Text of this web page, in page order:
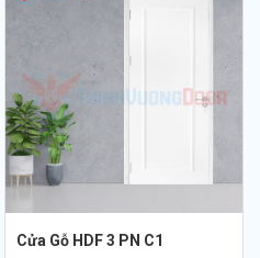
Cửa Gỗ HDF 3 PN C1